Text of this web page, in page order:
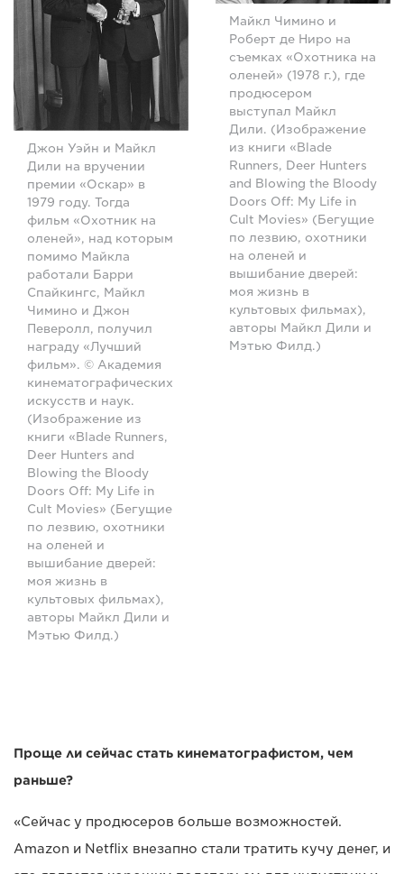
Джон Уэйн и Майкл
Дили на вручении
премии «Оскар» в
1979 году. Тогда
фильм «Охотник на
оленей», над которым
помимо Майкла
работали Барри
Спайкингс, Майкл
Чимино и Джон
Певеролл, получил
награду «Лучший
фильм». © Академия
кинематографических
искусств и наук.
(Изображение из
книги «Blade Runners,
Deer Hunters and
Blowing the Bloody
Doors Off: My Life in
Cult Movies» (Бегущие
по лезвию, охотники
на оленей и
вышибание дверей:
моя жизнь в
культовых фильмах),
авторы Майкл Дили и
Мэтью Филд.)
Майкл Чимино и
Роберт де Ниро на
съемках «Охотника на
оленей» (1978 г.), где
продюсером
выступал Майкл
Дили. (Изображение
из книги «Blade
Runners, Deer Hunters
and Blowing the Bloody
Doors Off: My Life in
Cult Movies» (Бегущие
по лезвию, охотники
на оленей и
вышибание дверей:
моя жизнь в
культовых фильмах),
авторы Майкл Дили и
Мэтью Филд.)
Проще ли сейчас стать кинематографистом, чем
раньше?
«Сейчас у продюсеров больше возможностей.
Amazon и Netflix внезапно стали тратить кучу денег, и